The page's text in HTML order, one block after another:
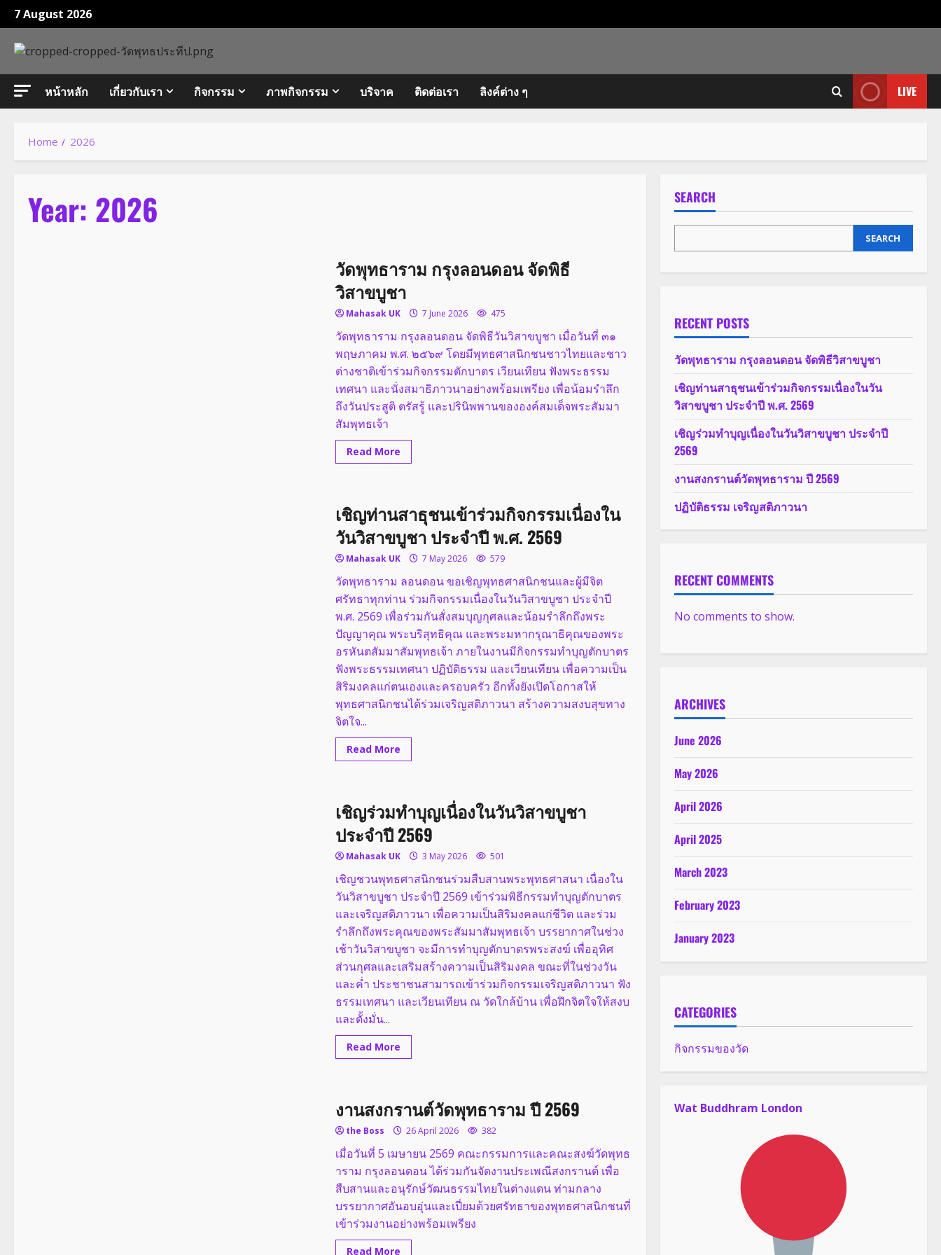
Skip
to
content
7 August 2026
หน้าหลัก เกี่ยวกับเรา กิจกรรม ภาพกิจกรรม บริจาค ติดต่อเรา ลิงค์ต่าง ๆ LIVE
Home 2026
Year: 2026
วัดพุทธาราม กรุงลอนดอน จัดพิธี
วิสาขบูชา
Mahasak UK 7 June 2026 475
วัดพุทธาราม กรุงลอนดอน จัดพิธีวันวิสาขบูชา เมื่อวันที่ ๓๑
พฤษภาคม พ.ศ. ๒๕๖๙ โดยมีพุทธศาสนิกชนชาวไทยและชาว
ต่างชาติเข้าร่วมกิจกรรมตักบาตร เวียนเทียน ฟังพระธรรม
เทศนา และนั่งสมาธิภาวนาอย่างพร้อมเพรียง เพื่อน้อมรำลึก
ถึงวันประสูติ ตรัสรู้ และปรินิพพานขององค์สมเด็จพระสัมมา
สัมพุทธเจ้า
Read MoreRead
more
กรุง
ลอนดอน
พิธี
วิสาขบูชา
เชิญท่านสาธุชนเข้าร่วมกิจกรรมเนื่องใน
วันวิสาขบูชา ประจำปี พ.ศ. 2569
Mahasak UK 7 May 2026 579
วัดพุทธาราม ลอนดอน ขอเชิญพุทธศาสนิกชนและผู้มีจิต
ศรัทธาทุกท่าน ร่วมกิจกรรมเนื่องในวันวิสาขบูชา ประจำปี
พ.ศ. 2569 เพื่อร่วมกันสั่งสมบุญกุศลและน้อมรำลึกถึงพระ
ปัญญาคุณ พระบริสุทธิคุณ และพระมหากรุณาธิคุณของพระ
อรหันตสัมมาสัมพุทธเจ้า ภายในงานมีกิจกรรมทำบุญตักบาตร
ฟังพระธรรมเทศนา ปฏิบัติธรรม และเวียนเทียน เพื่อความเป็น
สิริมงคลแก่ตนเองและครอบครัว อีกทั้งยังเปิดโอกาสให้
พุทธศาสนิกชนได้ร่วมเจริญสติภาวนา สร้างความสงบสุขทาง
จิตใจ...
Read MoreRead
more
เข้า
ร่วม
กิจกรรม
เนื่อง
ใน
วัน
ประจำ
ปี
พ.ศ.
เชิญร่วมทำบุญเนื่องในวันวิสาขบูชา
ประจำปี 2569
Mahasak UK 3 May 2026 501
เชิญชวนพุทธศาสนิกชนร่วมสืบสานพระพุทธศาสนา เนื่องใน
วันวิสาขบูชา ประจำปี 2569 เข้าร่วมพิธีกรรมทำบุญตักบาตร
และเจริญสติภาวนา เพื่อความเป็นสิริมงคลแก่ชีวิต และร่วม
รำลึกถึงพระคุณของพระสัมมาสัมพุทธเจ้า บรรยากาศในช่วง
เช้าวันวิสาขบูชา จะมีการทำบุญตักบาตรพระสงฆ์ เพื่ออุทิศ
ส่วนกุศลและเสริมสร้างความเป็นสิริมงคล ขณะที่ในช่วงวัน
และค่ำ ประชาชนสามารถเข้าร่วมกิจกรรมเจริญสติภาวนา ฟัง
ธรรมเทศนา และเวียนเทียน ณ วัดใกล้บ้าน เพื่อฝึกจิตใจให้สงบ
และตั้งมั่น...
Read MoreRead
more
เนื่อง
ใน
วัน
วิสาขบูชา
ปี
งานสงกรานต์วัดพุทธาราม ปี 2569
the Boss 26 April 2026 382
เมื่อวันที่ 5 เมษายน 2569 คณะกรรมการและคณะสงฆ์วัดพุทธ
าราม กรุงลอนดอน ได้ร่วมกันจัดงานประเพณีสงกรานต์ เพื่อ
สืบสานและอนุรักษ์วัฒนธรรมไทยในต่างแดน ท่ามกลาง
บรรยากาศอันอบอุ่นและเปี่ยมด้วยศรัทธาของพุทธศาสนิกชนที่
เข้าร่วมงานอย่างพร้อมเพรียง
Read MoreRead
SEARCH
SEARCH
RECENT POSTS
วัดพุทธาราม กรุงลอนดอน จัดพิธีวิสาขบูชา
เชิญท่านสาธุชนเข้าร่วมกิจกรรมเนื่องในวัน
วิสาขบูชา ประจำปี พ.ศ. 2569
เชิญร่วมทำบุญเนื่องในวันวิสาขบูชา ประจำปี
2569
งานสงกรานต์วัดพุทธาราม ปี 2569
ปฏิบัติธรรม เจริญสติภาวนา
RECENT COMMENTS
No comments to show.
ARCHIVES
June 2026
May 2026
April 2026
April 2025
March 2023
February 2023
January 2023
CATEGORIES
กิจกรรมของวัด
Wat Buddhram London